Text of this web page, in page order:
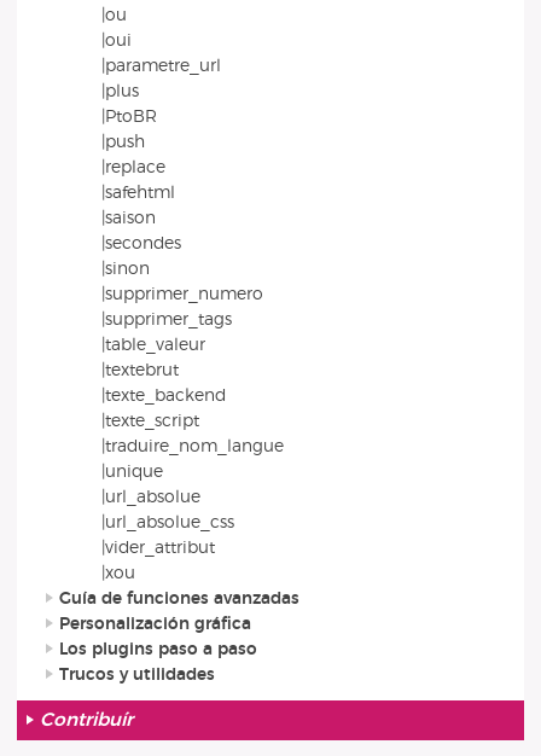
|ou
|oui
|parametre_url
|plus
|PtoBR
|push
|replace
|safehtml
|saison
|secondes
|sinon
|supprimer_numero
|supprimer_tags
|table_valeur
|textebrut
|texte_backend
|texte_script
|traduire_nom_langue
|unique
|url_absolue
|url_absolue_css
|vider_attribut
|xou
Guía de funciones avanzadas
Personalización gráfica
Los plugins paso a paso
Trucos y utilidades
Contribuír